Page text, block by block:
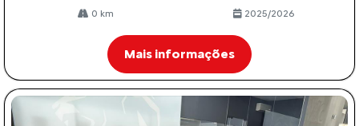
0 km 2025/2026
Mais informações